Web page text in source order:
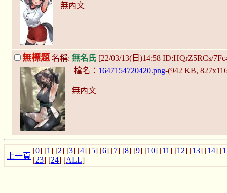
無內文
無標題 名稱: 無名氏 [22/03/13(日)14:58 ID:HQrZ5RCs/
檔名： 1647154720420.png-(942 KB,
無內文
上一頁
[0] [1] [2] [3] [4] [5] [6] [7] [8] [9] [10] [11] [12] [13] [14] [
[23] [24] [ALL]